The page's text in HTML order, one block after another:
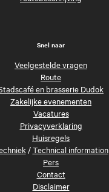
Snel naar
Veelgestelde vragen
Route
en brasserie Dudok
Zakelijke evenementen
Vacatures
Privacyverklaring
Huisregels
/Technical information
Pers
Contact
Disclaimer